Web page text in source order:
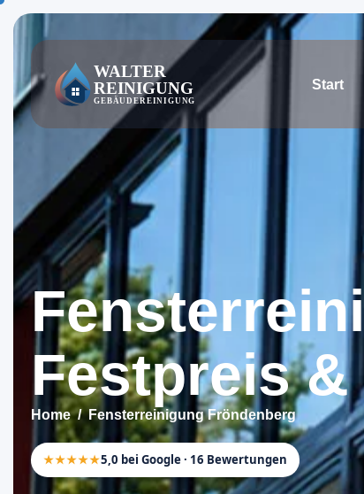
Start
Fensterreini
Festpreis &
Home Fensterreinigung Fröndenberg
★★★★★5,0 bei Google · 16 Bewertungen